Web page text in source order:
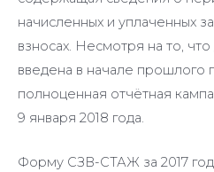
начисленных и уплаченных
взносах. Несмотря на то,
введена в начале прошлого
полноценная отчётная
9 января 2018 года.
Форму СЗВ-СТАЖ за 2017